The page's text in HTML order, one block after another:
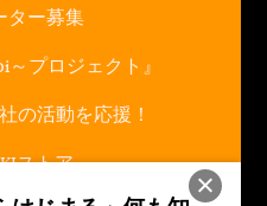
ター募集
～プロジェクト』
の活動を応援！
ストア